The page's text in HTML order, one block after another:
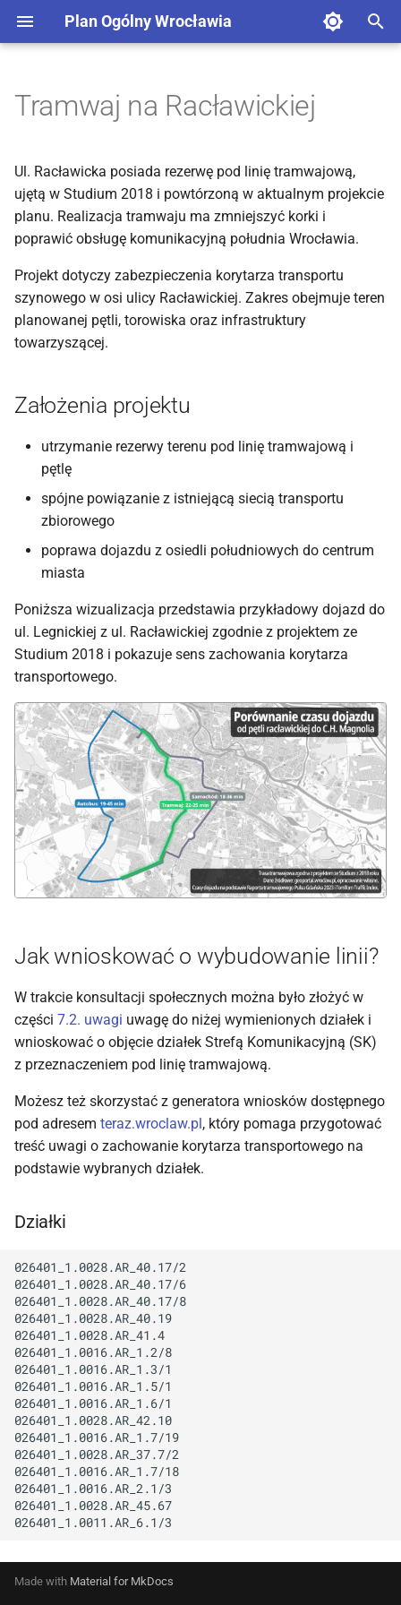
Plan Ogólny Wrocławia
n
i
p
i
s
ć
z
u
k
a
ć
Założenia projektu
Jak wnioskować o
wybudowanie linii?
Działki
Tramwaj na Racławickiej
Ul. Racławicka posiada rezerwę pod linię tramwajową,
ujętą w Studium 2018 i powtórzoną w aktualnym projekcie
planu. Realizacja tramwaju ma zmniejszyć korki i
poprawić obsługę komunikacyjną południa Wrocławia.
Projekt dotyczy zabezpieczenia korytarza transportu
szynowego w osi ulicy Racławickiej. Zakres obejmuje teren
planowanej pętli, torowiska oraz infrastruktury
towarzyszącej.
Założenia projektu
utrzymanie rezerwy terenu pod linię tramwajową i
pętlę
spójne powiązanie z istniejącą siecią transportu
zbiorowego
poprawa dojazdu z osiedli południowych do centrum
miasta
Poniższa wizualizacja przedstawia przykładowy dojazd do
ul. Legnickiej z ul. Racławickiej zgodnie z projektem ze
Studium 2018 i pokazuje sens zachowania korytarza
transportowego.
Jak wnioskować o wybudowanie linii?
W trakcie konsultacji społecznych można było złożyć w
części 7.2. uwagi uwagę do niżej wymienionych działek i
wnioskować o objęcie działek Strefą Komunikacyjną (SK)
z przeznaczeniem pod linię tramwajową.
Możesz też skorzystać z generatora wniosków dostępnego
pod adresem teraz.wroclaw.pl , który pomaga przygotować
treść uwagi o zachowanie korytarza transportowego na
podstawie wybranych działek.
Działki
026401_1.0028.AR_40.17/2
026401_1.0028.AR_40.17/6
026401_1.0028.AR_40.17/8
026401_1.0028.AR_40.19
026401_1.0028.AR_41.4
026401_1.0016.AR_1.2/8
026401_1.0016.AR_1.3/1
026401_1.0016.AR_1.5/1
026401_1.0016.AR_1.6/1
026401_1.0028.AR_42.10
026401_1.0016.AR_1.7/19
026401_1.0028.AR_37.7/2
026401_1.0016.AR_1.7/18
026401_1.0016.AR_2.1/3
026401_1.0028.AR_45.67
Made with Material for MkDocs